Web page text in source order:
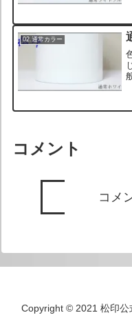
02.通常カラー
コメント
コメ
Copyright © 2021 松印公